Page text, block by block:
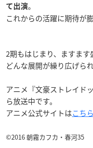
て出演。
これからの活躍に期待が
2期もはじまり、ますます
どんな展開が繰り広げら
アニメ『文豪ストレイド
ら放送中です。
アニメ公式サイトはこちら
©2016 朝霧カフカ・春河35